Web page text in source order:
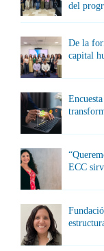
del
De la
capital
ECC